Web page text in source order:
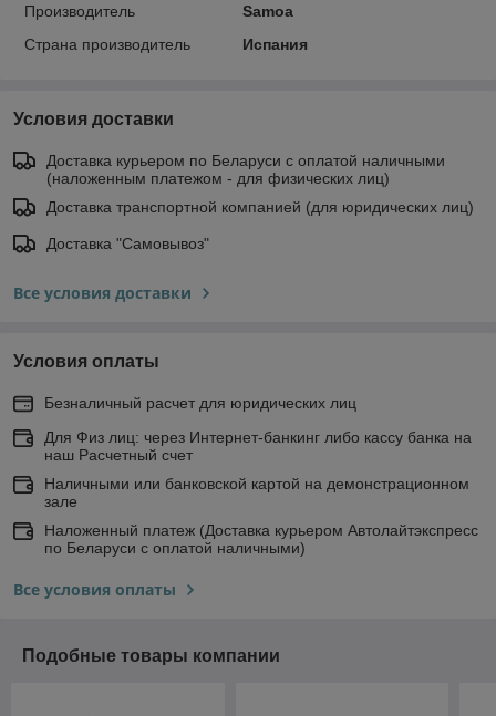
Производитель
Samoa
Страна производитель
Испания
Условия доставки
Доставка курьером по Беларуси с оплатой наличными
(наложенным платежом - для физических лиц)
Доставка транспортной компанией (для юридических лиц)
Доставка "Самовывоз"
Все условия доставки
Условия оплаты
Безналичный расчет для юридических лиц
Для Физ лиц: через Интернет-банкинг либо кассу банка на
наш Расчетный счет
Наличными или банковской картой на демонстрационном
зале
Наложенный платеж (Доставка курьером Автолайтэкспресс
по Беларуси с оплатой наличными)
Все условия оплаты
Подобные товары компании